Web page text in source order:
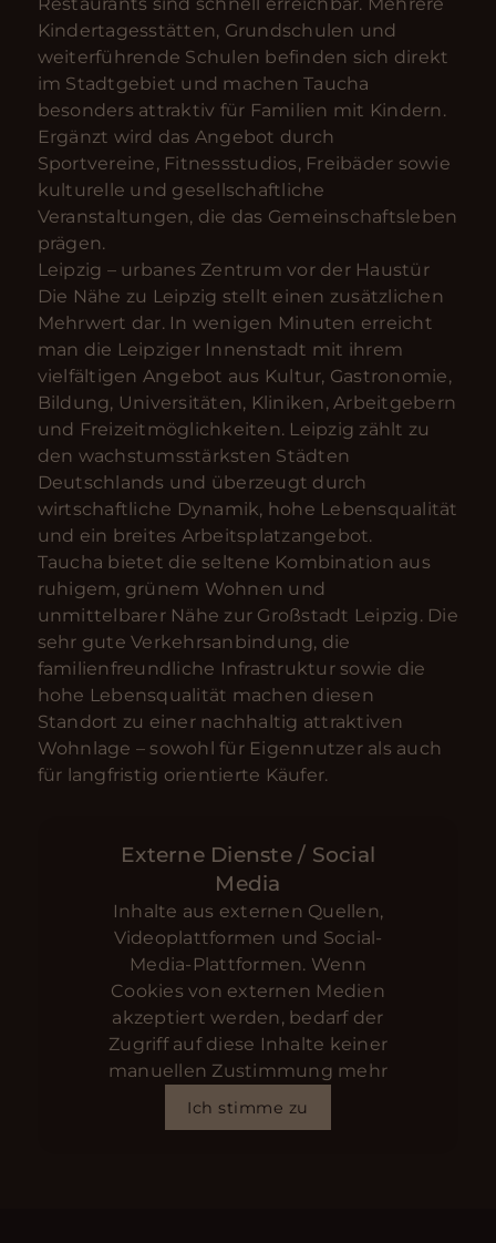
Restaurants sind schnell erreichbar. Mehrere
Kindertagesstätten, Grundschulen und
weiterführende Schulen befinden sich direkt
im Stadtgebiet und machen Taucha
besonders attraktiv für Familien mit Kindern.
Ergänzt wird das Angebot durch
Sportvereine, Fitnessstudios, Freibäder sowie
kulturelle und gesellschaftliche
Veranstaltungen, die das Gemeinschaftsleben
prägen.
Leipzig – urbanes Zentrum vor der Haustür
Die Nähe zu Leipzig stellt einen zusätzlichen
Mehrwert dar. In wenigen Minuten erreicht
man die Leipziger Innenstadt mit ihrem
vielfältigen Angebot aus Kultur, Gastronomie,
Bildung, Universitäten, Kliniken, Arbeitgebern
und Freizeitmöglichkeiten. Leipzig zählt zu
den wachstumsstärksten Städten
Deutschlands und überzeugt durch
wirtschaftliche Dynamik, hohe Lebensqualität
und ein breites Arbeitsplatzangebot.
Taucha bietet die seltene Kombination aus
ruhigem, grünem Wohnen und
unmittelbarer Nähe zur Großstadt Leipzig. Die
sehr gute Verkehrsanbindung, die
familienfreundliche Infrastruktur sowie die
hohe Lebensqualität machen diesen
Standort zu einer nachhaltig attraktiven
Wohnlage – sowohl für Eigennutzer als auch
für langfristig orientierte Käufer.
Externe Dienste / Social
Media
Inhalte aus externen Quellen,
Videoplattformen und Social-
Media-Plattformen. Wenn
Cookies von externen Medien
akzeptiert werden, bedarf der
Zugriff auf diese Inhalte keiner
manuellen Zustimmung mehr
Ich stimme zu